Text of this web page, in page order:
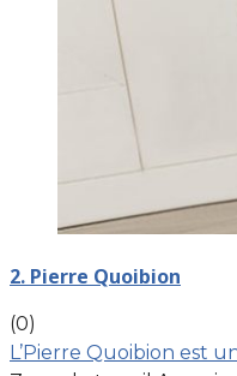
2. Pierre Quoibion
(0)
L’Pierre Quoibion est